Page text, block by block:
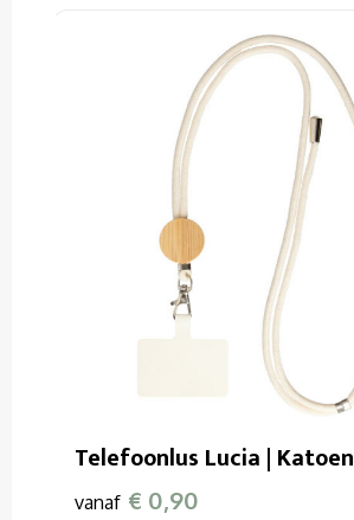
Telefoonlus Lucia | Katoen
vanaf € 0,90